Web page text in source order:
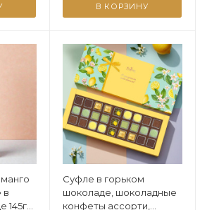
В КОРЗИНУ
в
145г
Суфле в горьком
шоколаде, шоколадные
конфеты ассорти,